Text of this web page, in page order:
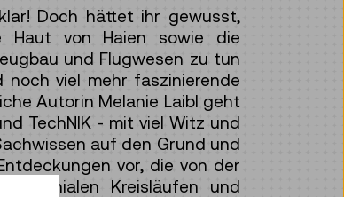
Doch hättet ihr gewusst,
Haut von Haien sowie die
und Flugwesen zu tun
viel mehr faszinierende
Autorin Melanie Laibl geht
TechNIK - mit viel Witz und
auf den Grund und
vor, die von der
genialen Kreisläufen und